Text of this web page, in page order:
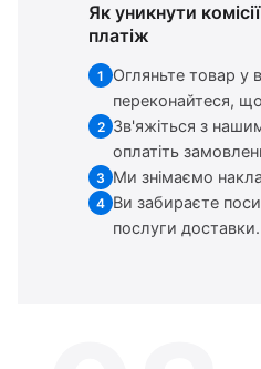
Як уникнути
платіж
1
Огляньте товар у
переконайтеся,
2 Зв'яжіться з
оплатіть
3 Ми знімаємо
4 Ви забираєте
послуги доставки.